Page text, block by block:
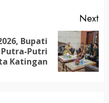
Next
Bupati
Putri
Katingan